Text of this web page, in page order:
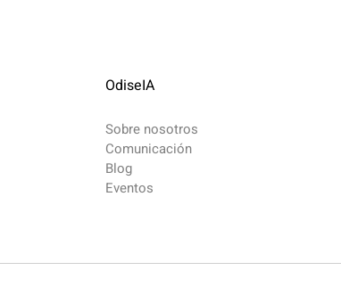
OdiseIA
Sobre nosotros
Comunicación
Blog
Eventos